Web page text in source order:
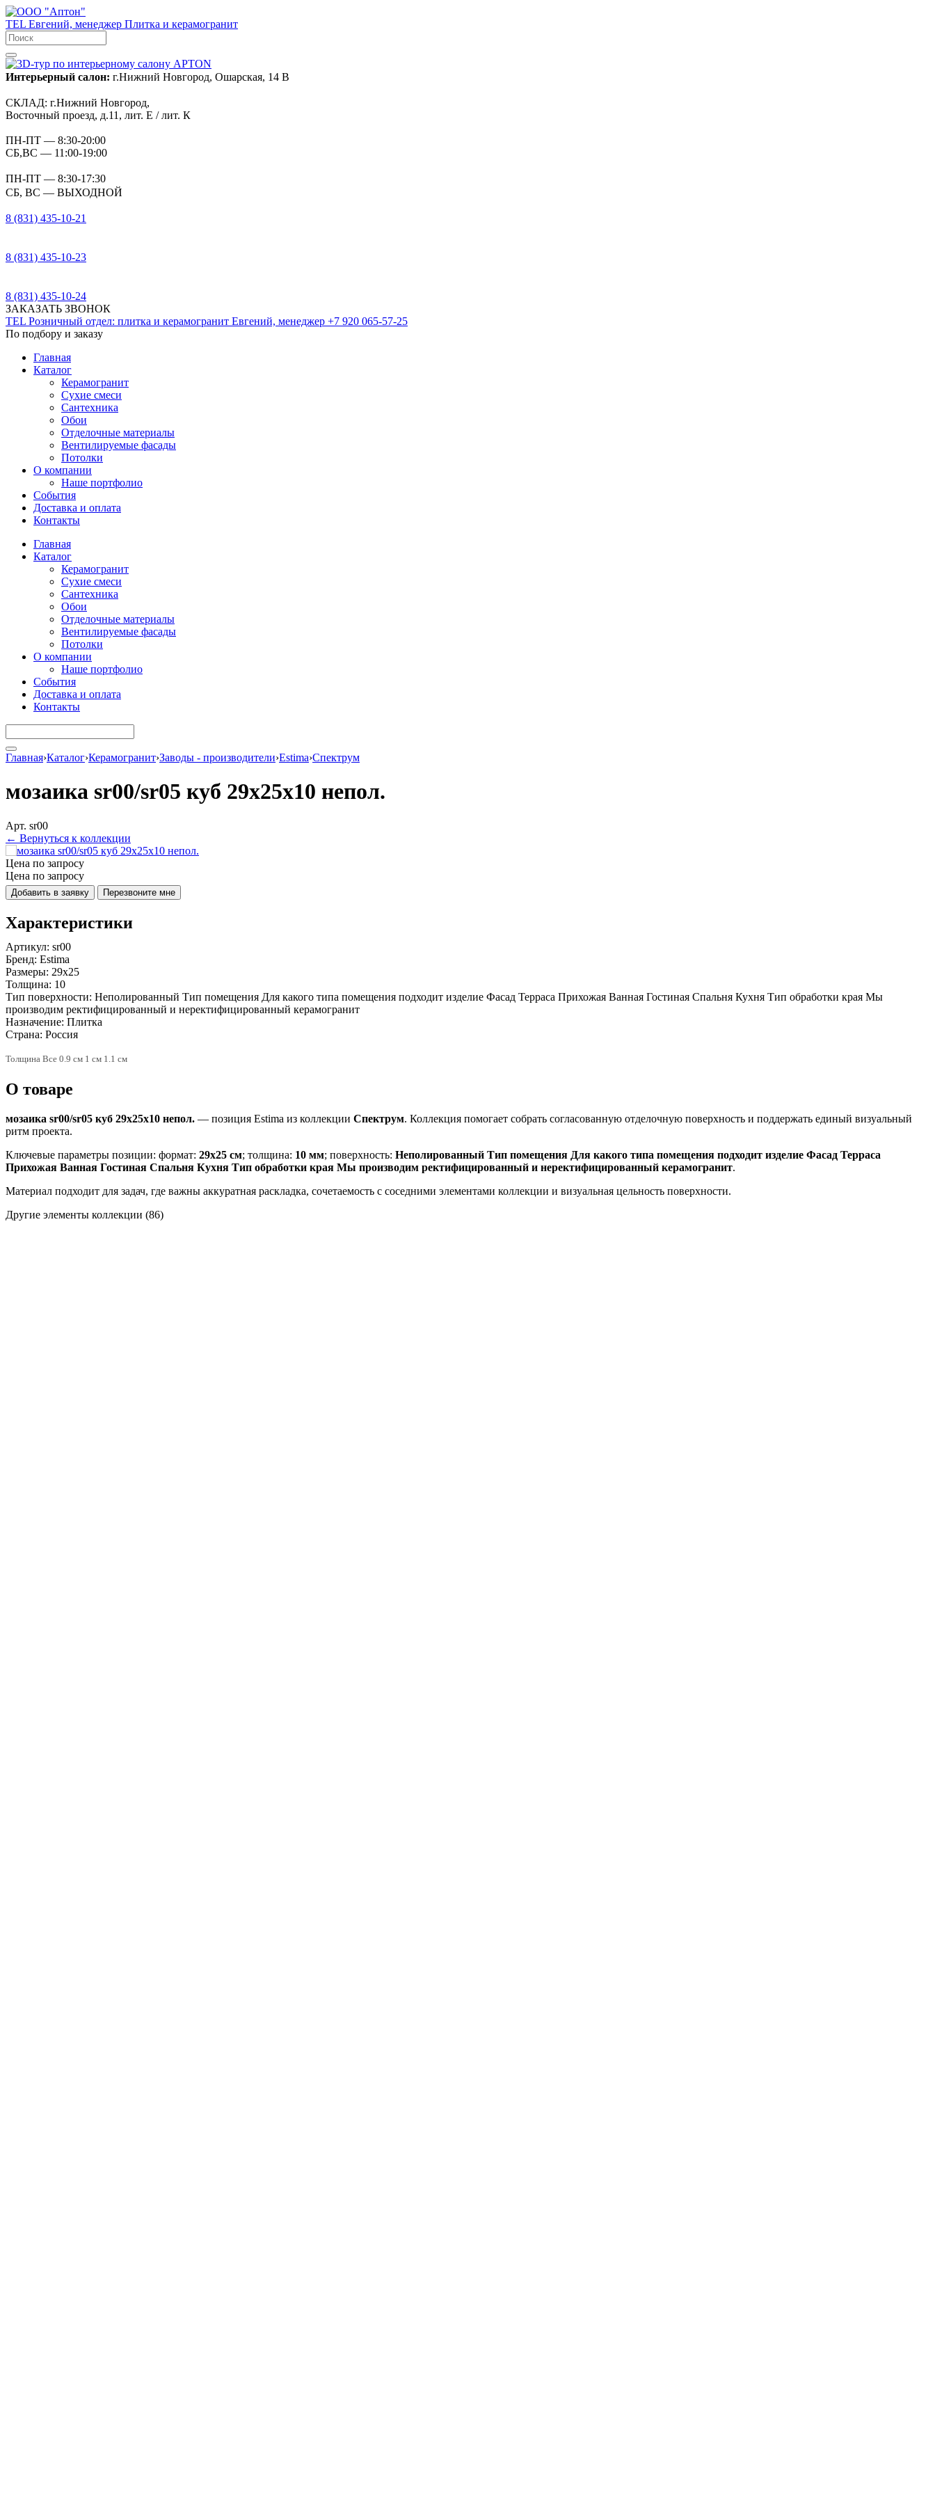
TEL Евгений, менеджер Плитка и керамогранит
Интерьерный салон: г.Нижний Новгород, Ошарская, 14 В
СКЛАД: г.Нижний Новгород,
Восточный проезд, д.11, лит. Е / лит. К
ПН-ПТ — 8:30-20:00
СБ,ВС — 11:00-19:00
ПН-ПТ — 8:30-17:30
СБ, ВС — ВЫХОДНОЙ
8 (831) 435-10-21
8 (831) 435-10-23
8 (831) 435-10-24
ЗАКАЗАТЬ ЗВОНОК
TEL Розничный отдел: плитка и керамогранит Евгений, менеджер +7 920 065-57-25
По подбору и заказу
Главная
Каталог
Керамогранит
Сухие смеси
Сантехника
Обои
Отделочные материалы
Вентилируемые фасады
Потолки
О компании
Наше портфолио
События
Доставка и оплата
Контакты
Главная
Каталог
Керамогранит
Сухие смеси
Сантехника
Обои
Отделочные материалы
Вентилируемые фасады
Потолки
О компании
Наше портфолио
События
Доставка и оплата
Контакты
Главная›Каталог›Керамогранит›Заводы - производители›Estima›Спектрум
мозаика sr00/sr05 куб 29x25x10 непол.
Арт. sr00
← Вернуться к коллекции
Цена по запросу
Цена по запросу
Добавить в заявку Перезвоните мне
Характеристики
Артикул: sr00
Бренд: Estima
Размеры: 29x25
Толщина: 10
Тип поверхности: Неполированный Тип помещения Для какого типа помещения подходит изделие Фасад Терраса Прихожая Ванная Гостиная Спальня Кухня Тип обработки края Мы
производим ректифицированный и неректифицированный керамогранит
Назначение: Плитка
Страна: Россия
Толщина Все 0.9 см 1 см 1.1 см
О товаре
мозаика sr00/sr05 куб 29x25x10 непол. — позиция Estima из коллекции Спектрум. Коллекция помогает собрать согласованную отделочную поверхность и поддержать единый визуальный
ритм проекта.
Ключевые параметры позиции: формат: 29x25 см; толщина: 10 мм; поверхность: Неполированный Тип помещения Для какого типа помещения подходит изделие Фасад Терраса
Прихожая Ванная Гостиная Спальня Кухня Тип обработки края Мы производим ректифицированный и неректифицированный керамогранит.
Материал подходит для задач, где важны аккуратная раскладка, сочетаемость с соседними элементами коллекции и визуальная цельность поверхности.
Другие элементы коллекции (86)